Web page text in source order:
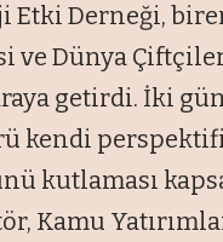
Etki Derneği,
ve Dünya
getirdi. İki
kendi
kutlaması
Kamu